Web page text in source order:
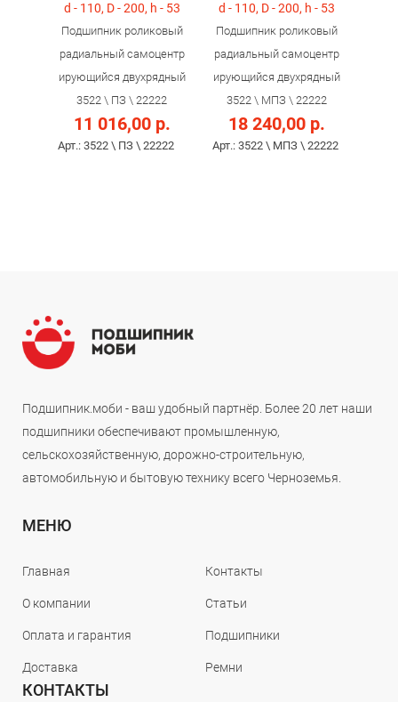
d - 110, D - 200, h - 53
Подшипник роликовый
радиальный самоцентр
ирующийся двухрядный
3522 \ ПЗ \ 22222
11 016,00 р.
Арт.: 3522 \ ПЗ \ 22222
d - 110, D - 200, h - 53
Подшипник роликовый
радиальный самоцентр
ирующийся двухрядный
3522 \ МПЗ \ 22222
18 240,00 р.
Арт.: 3522 \ МПЗ \ 22222
Подшипник.моби - ваш удобный партнёр. Более 20 лет наши
подшипники обеспечивают промышленную,
сельскохозяйственную, дорожно-строительную,
автомобильную и бытовую технику всего Черноземья.
МЕНЮ
Главная
О компании
Оплата и гарантия
Доставка
Контакты
Статьи
Подшипники
Ремни
КОНТАКТЫ